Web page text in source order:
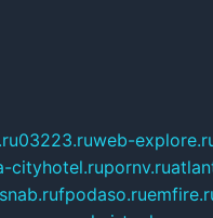
03223.ruweb-
cityhotel.rupornv.ru
fpodaso.ru